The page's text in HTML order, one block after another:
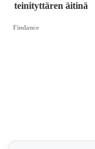
teinityttären äitinä
Findance